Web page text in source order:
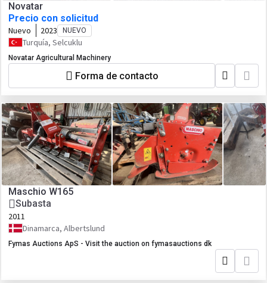
Novatar
Precio con solicitud
Nuevo 2023 NUEVO
Turquía, Selcuklu
Novatar Agricultural Machinery
Forma de contacto
Maschio W165
Subasta
2011
Dinamarca, Albertslund
Fymas Auctions ApS - Visit the auction on fymasauctions dk